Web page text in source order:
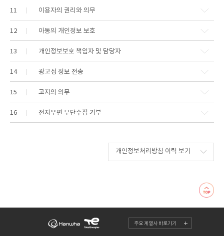
11 이용자의 권리와 의무
12 아동의 개인정보 보호
13 개인정보보호 책임자 및 담당자
14 광고성 정보 전송
15 고지의 의무
16 전자우편 무단수집 거부
개인정보처리방침 이력 보기
주요 계열사 바로가기